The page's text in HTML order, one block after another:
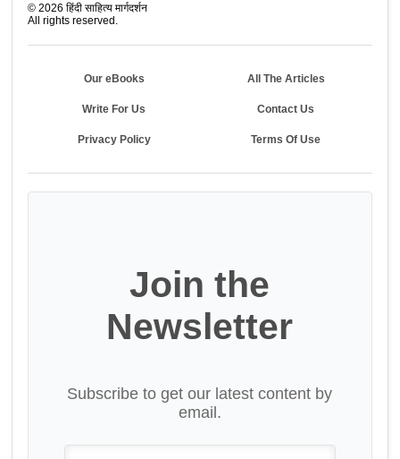
©2026 हिंदी साहित्य मार्गदर्शन
All rights reserved.
Our eBooks All The Articles
Write For Us Contact Us
Privacy Policy Terms Of Use
Join the
Newsletter
Subscribe to get our latest content by
email.